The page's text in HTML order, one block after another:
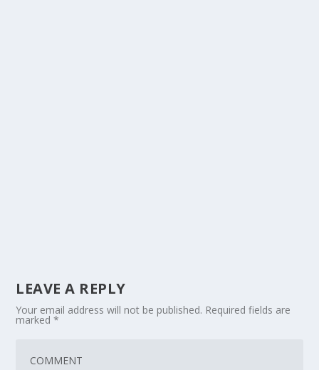
LEAVE A REPLY
Your email address will not be published. Required fields are
marked*